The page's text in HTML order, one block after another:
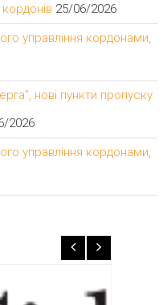
25/06/2026
управління кордонами,
нові пункти пропуску
2026
управління кордонами,